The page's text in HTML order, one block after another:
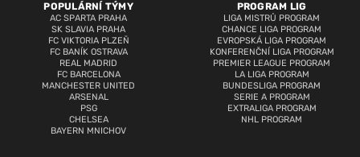
POPULÁRNÍ TÝMY
AC SPARTA PRAHA
SK SLAVIA PRAHA
FC VIKTORIA PLZEŇ
FC BANÍK OSTRAVA
REAL MADRID
FC BARCELONA
MANCHESTER UNITED
ARSENAL
PSG
CHELSEA
BAYERN MNICHOV
PROGRAM LIG
LIGA MISTRŮ PROGRAM
CHANCE LIGA PROGRAM
EVROPSKÁ LIGA PROGRAM
KONFERENČNÍ LIGA PROGRAM
PREMIER LEAGUE PROGRAM
LA LIGA PROGRAM
BUNDESLIGA PROGRAM
SERIE A PROGRAM
EXTRALIGA PROGRAM
NHL PROGRAM